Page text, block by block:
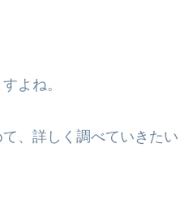
よね。
、詳しく調べていきたい